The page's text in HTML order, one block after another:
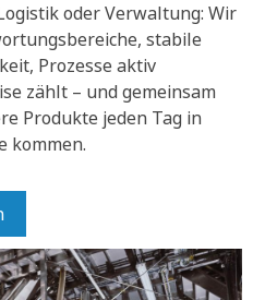
oder Verwaltung: Wir
stabile
Prozesse aktiv
zählt – und gemeinsam
Produkte jeden Tag in
kommen.